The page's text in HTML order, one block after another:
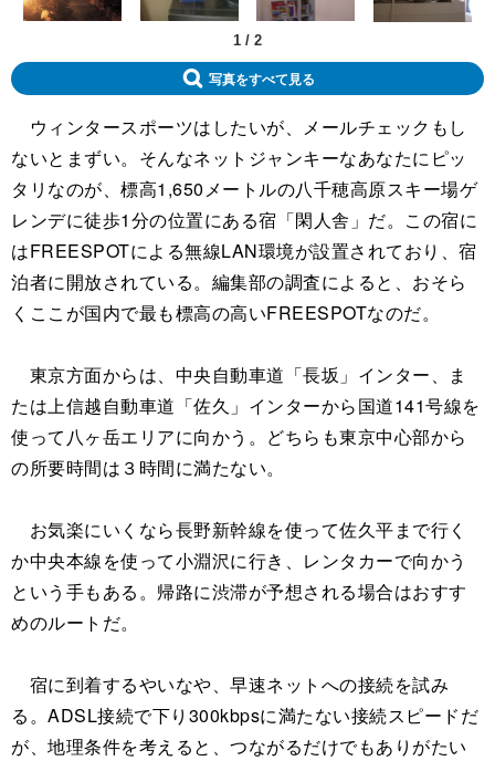
1 / 2
写真をすべて見る
ウィンタースポーツはしたいが、メールチェックもし
ないとまずい。そんなネットジャンキーなあなたにピッ
タリなのが、標高1,650メートルの八千穂高原スキー場ゲ
レンデに徒歩1分の位置にある宿「閑人舎」だ。この宿に
はFREESPOTによる無線LAN環境が設置されており、宿
泊者に開放されている。編集部の調査によると、おそら
くここが国内で最も標高の高いFREESPOTなのだ。
東京方面からは、中央自動車道「長坂」インター、ま
たは上信越自動車道「佐久」インターから国道141号線を
使って八ヶ岳エリアに向かう。どちらも東京中心部から
の所要時間は３時間に満たない。
お気楽にいくなら長野新幹線を使って佐久平まで行く
か中央本線を使って小淵沢に行き、レンタカーで向かう
という手もある。帰路に渋滞が予想される場合はおすす
めのルートだ。
宿に到着するやいなや、早速ネットへの接続を試み
る。ADSL接続で下り300kbpsに満たない接続スピードだ
が、地理条件を考えると、つながるだけでもありがたい